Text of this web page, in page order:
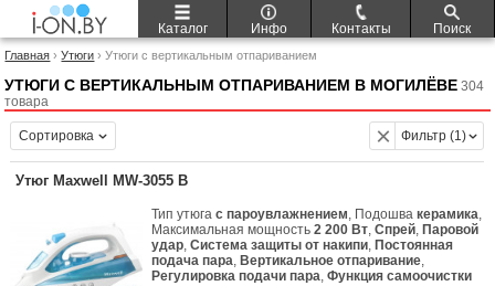
Каталог Инфо Контакты Поиск
Главная ›Утюги › Утюги с вертикальным отпариванием
УТЮГИ С ВЕРТИКАЛЬНЫМ ОТПАРИВАНИЕМ В МОГИЛЁВЕ 304
товара
Сортировка Фильтр (1)
Утюг Maxwell MW-3055 B
Тип утюгас пароувлажнением, Подошвакерамика,
Максимальная мощность2 200 Вт,Спрей, Паровой
удар,Система защиты от накипи, Постоянная
подача пара, Вертикальное отпаривание,
Регулировка подачи пара,Функция самоочистки